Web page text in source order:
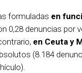
formuladas en
0,28 denuncias por
en Ceuta y
(8.184